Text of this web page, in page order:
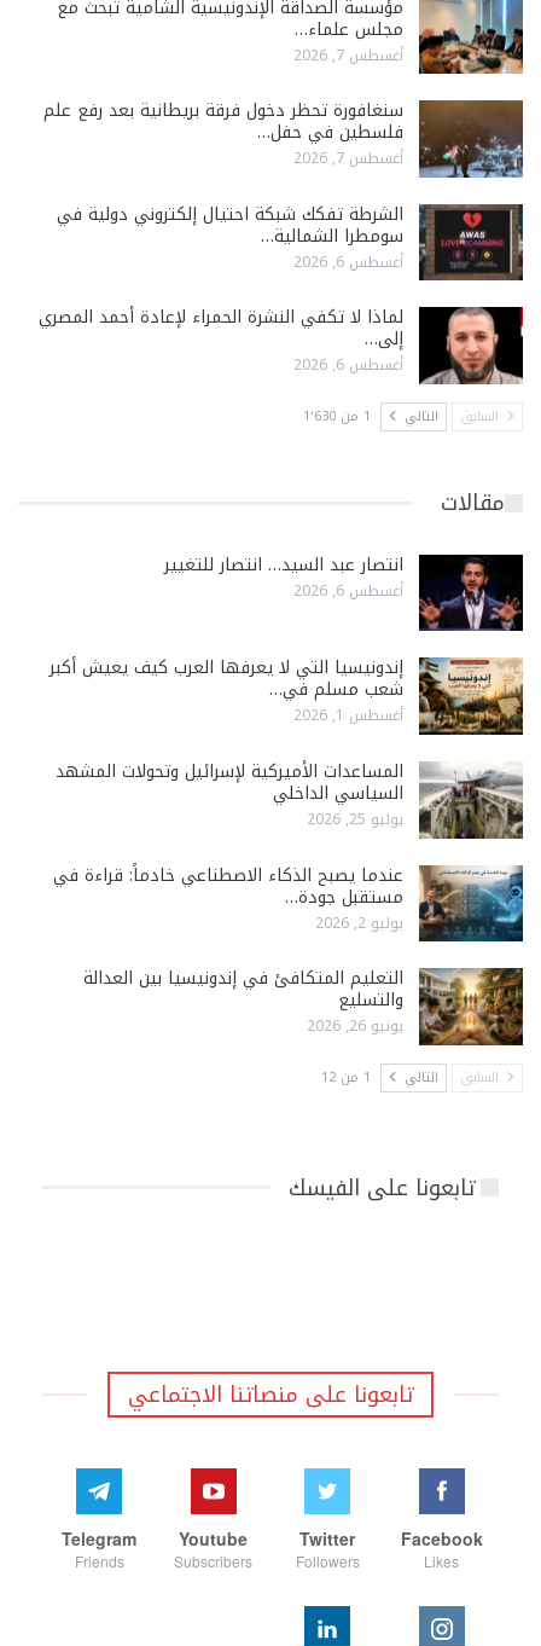
مؤسسة الصداقة الإندونيسية الشامية تبحث مع
مجلس علماء…
أغسطس 7, 2026
سنغافورة تحظر دخول فرقة بريطانية بعد رفع علم
فلسطين في حفل…
أغسطس 7, 2026
الشرطة تفكك شبكة احتيال إلكتروني دولية في
سومطرا الشمالية…
أغسطس 6, 2026
لماذا لا تكفي النشرة الحمراء لإعادة أحمد المصري
إلى…
أغسطس 6, 2026
السابق التالي 1 من 1٬630
مقالات
انتصار عبد السيد… انتصار للتغيير
أغسطس 6, 2026
إندونيسيا التي لا يعرفها العرب كيف يعيش أكبر
شعب مسلم في…
أغسطس 1, 2026
المساعدات الأميركية لإسرائيل وتحولات المشهد
السياسي الداخلي
يوليو 25, 2026
عندما يصبح الذكاء الاصطناعي خادماً: قراءة في
مستقبل جودة…
يوليو 2, 2026
التعليم المتكافئ في إندونيسيا بين العدالة
والتسليع
يونيو 26, 2026
السابق التالي 1 من 12
تابعونا على الفيسك
تابعونا على منصاتنا الاجتماعي
Facebook
Likes
Twitter
Followers
Youtube
Subscribers
Telegram
Friends